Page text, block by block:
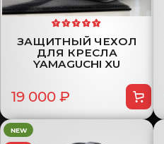
ЗАЩИТНЫЙ ЧЕХОЛ
ДЛЯ КРЕСЛА
YAMAGUCHI XU
19 000 ₽
NEW